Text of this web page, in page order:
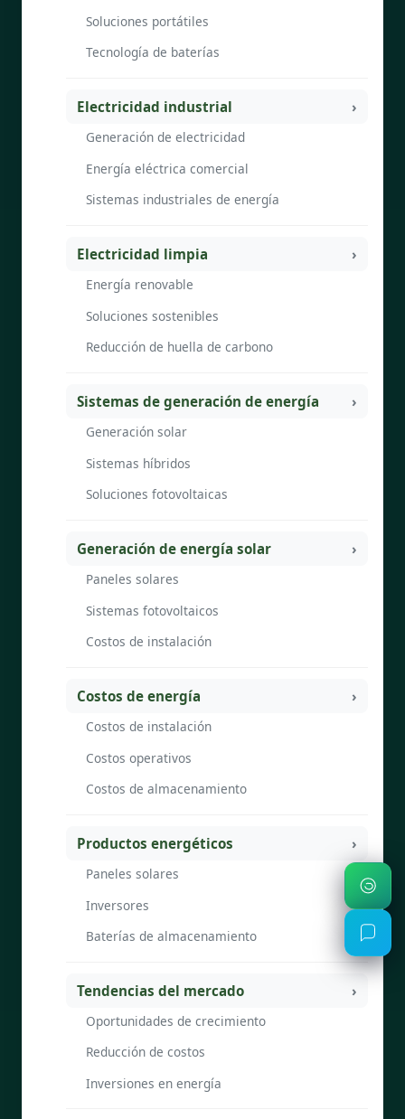
Soluciones portátiles
Tecnología de baterías
Electricidad industrial
Generación de electricidad
Energía eléctrica comercial
Sistemas industriales de energía
Electricidad limpia
Energía renovable
Soluciones sostenibles
Reducción de huella de carbono
Sistemas de generación de energía
Generación solar
Sistemas híbridos
Soluciones fotovoltaicas
Generación de energía solar
Paneles solares
Sistemas fotovoltaicos
Costos de instalación
Costos de energía
Costos de instalación
Costos operativos
Costos de almacenamiento
Productos energéticos
Paneles solares
Inversores
Baterías de almacenamiento
Tendencias del mercado
Oportunidades de crecimiento
Reducción de costos
Inversiones en energía